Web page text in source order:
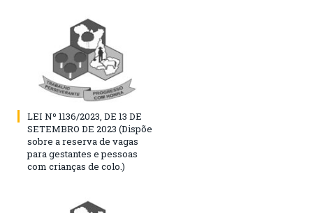
LEI Nº 1136/2023, DE 13 DE
SETEMBRO DE 2023 (Dispõe
sobre a reserva de vagas
para gestantes e pessoas
com crianças de colo.)